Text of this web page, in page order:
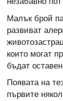
Малък брой
развиват
които могат
бъдат
Появата на
първите